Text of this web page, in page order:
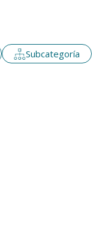
Subcategoría